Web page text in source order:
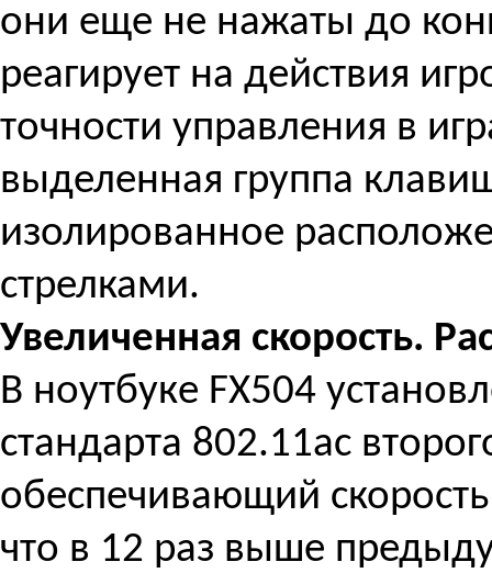
они еще не нажаты до
реагирует на действия
точности управления в
выделенная группа
изолированное
стрелками.
Увеличенная скорость.
В ноутбуке FX504
стандарта 802.11ac
обеспечивающий
что в 12 раз выше